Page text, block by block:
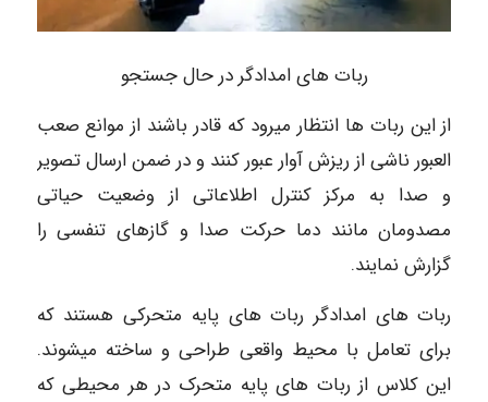
ربات های امدادگر در حال جستجو
از این ربات ها انتظار میرود که قادر باشند از موانع صعب
العبور ناشی از ریزش آوار عبور کنند و در ضمن ارسال تصویر
و صدا به مرکز کنترل اطلاعاتی از وضعیت حیاتی
مصدومان مانند دما حرکت صدا و گازهای تنفسی را
گزارش نمایند.
ربات های امدادگر ربات های پایه متحرکی هستند که
برای تعامل با محیط واقعی طراحی و ساخته میشوند.
این کلاس از ربات های پایه متحرک در هر محیطی که